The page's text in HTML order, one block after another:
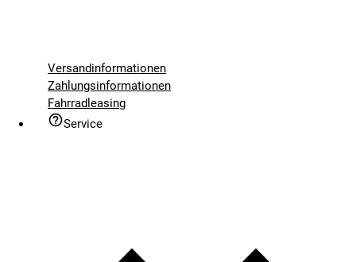
Versandinformationen
Zahlungsinformationen
Fahrradleasing
Service